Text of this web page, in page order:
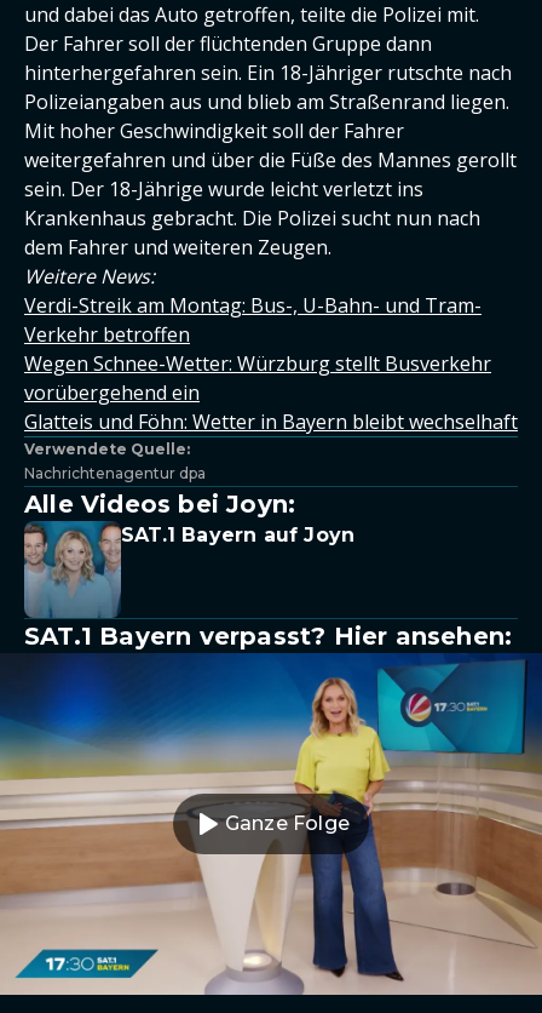
und dabei das Auto getroffen, teilte die Polizei mit.
Der Fahrer soll der flüchtenden Gruppe dann
hinterhergefahren sein. Ein 18-Jähriger rutschte nach
Polizeiangaben aus und blieb am Straßenrand liegen.
Mit hoher Geschwindigkeit soll der Fahrer
weitergefahren und über die Füße des Mannes gerollt
sein. Der 18-Jährige wurde leicht verletzt ins
Krankenhaus gebracht. Die Polizei sucht nun nach
dem Fahrer und weiteren Zeugen.
Weitere News:
Verdi-Streik am Montag: Bus-, U-Bahn- und Tram-
Verkehr betroffen
Wegen Schnee-Wetter: Würzburg stellt Busverkehr
vorübergehend ein
Glatteis und Föhn: Wetter in Bayern bleibt wechselhaft
Verwendete Quelle:
Nachrichtenagentur dpa
Alle Videos bei Joyn:
SAT.1 Bayern auf Joyn
SAT.1 Bayern verpasst? Hier ansehen:
Ganze Folge